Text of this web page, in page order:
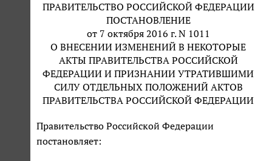
ПРАВИТЕЛЬСТВО РОССИЙСКОЙ ФЕДЕРАЦИИ
ПОСТАНОВЛЕНИЕ
от 7 октября 2016 г. N 1011
О ВНЕСЕНИИ ИЗМЕНЕНИЙ В НЕКОТОРЫЕ
АКТЫ ПРАВИТЕЛЬСТВА РОССИЙСКОЙ
ФЕДЕРАЦИИ И ПРИЗНАНИИ УТРАТИВШИМИ
СИЛУ ОТДЕЛЬНЫХ ПОЛОЖЕНИЙ АКТОВ
ПРАВИТЕЛЬСТВА РОССИЙСКОЙ ФЕДЕРАЦИИ
Правительство Российской Федерации
постановляет: